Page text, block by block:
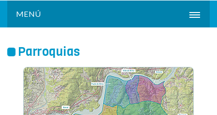
MENÚ
ACTUALIDAD
AYUNTAMIENTO
INSTALACIONES
Parroquias